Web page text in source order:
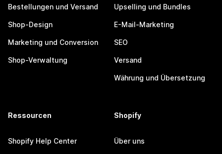
Bestellungen und Versand
Shop-Design
Marketing und Conversion
Shop-Verwaltung
Upselling und Bundles
E-Mail-Marketing
SEO
Versand
Währung und Übersetzung
Ressourcen
Shopify Help Center
Shopify
Über uns